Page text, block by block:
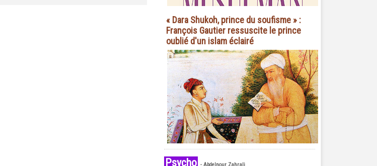
« Dara Shukoh, prince du soufisme » :
François Gautier ressuscite le prince
oublié d'un islam éclairé
Psycho